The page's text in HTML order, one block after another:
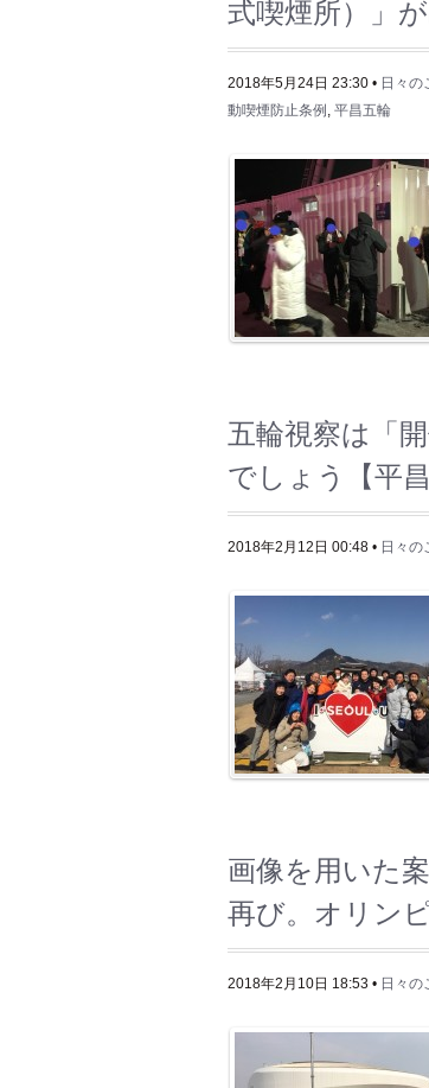
式喫煙所）」
2018年5月24日 23:30 • 日々の
動喫煙防止条例 , 平昌五輪
五輪視察は「
でしょう【平昌
2018年2月12日 00:48 • 日々の
画像を用いた
再び。オリン
2018年2月10日 18:53 • 日々の